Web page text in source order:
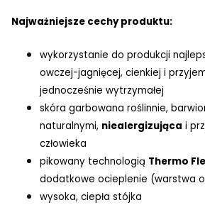
Najważniejsze cechy produktu:
wykorzystanie do produkcji
owczej-jagnięcej, cienkiej i
jednocześnie wytrzymałej
skóra garbowana roślinnie,
naturalnymi, niealergizująca i
człowieka
pikowany technologią Thermo
dodatkowe ocieplenie (warstwa
wysoka, ciepła stójka